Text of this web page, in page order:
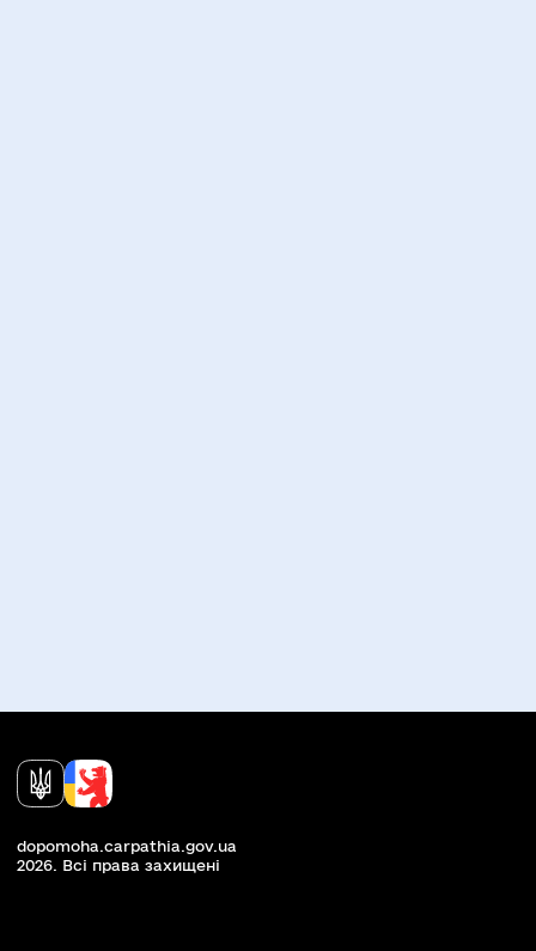
dopomoha.carpathia.gov.ua
2026. Всi права захищенi